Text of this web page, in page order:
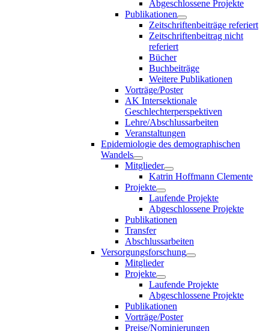
Abgeschlossene Projekte
Publikationen
Zeitschriftenbeiträge referiert
Zeitschriftenbeitrag nicht
referiert
Bücher
Buchbeiträge
Weitere Publikationen
Vorträge/Poster
AK Intersektionale
Geschlechterperspektiven
Lehre/Abschlussarbeiten
Veranstaltungen
Epidemiologie des demographischen
Wandels
Mitglieder
Katrin Hoffmann Clemente
Projekte
Laufende Projekte
Abgeschlossene Projekte
Publikationen
Transfer
Abschlussarbeiten
Versorgungsforschung
Mitglieder
Projekte
Laufende Projekte
Abgeschlossene Projekte
Publikationen
Vorträge/Poster
Preise/Nominierungen